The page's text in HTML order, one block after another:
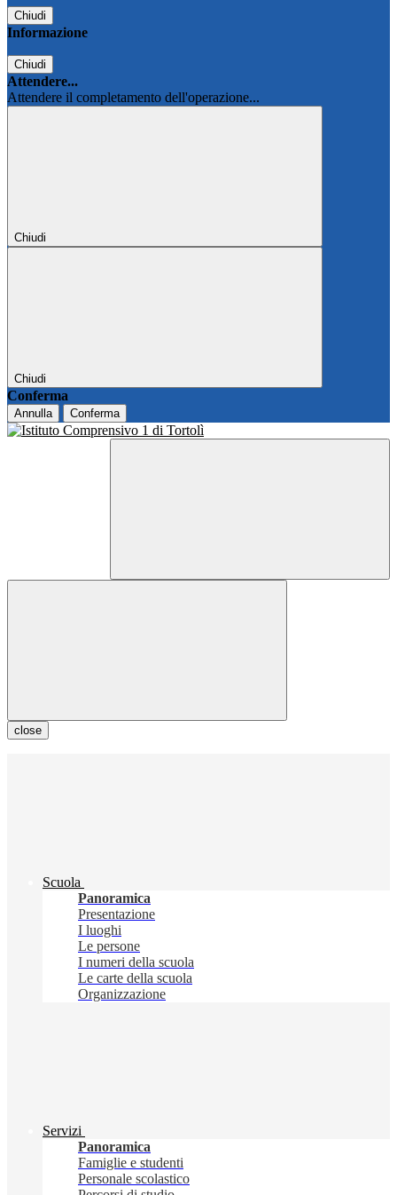
Chiudi
Informazione
Chiudi
Attendere...
Attendere il completamento dell'operazione...
Chiudi
Chiudi
Conferma
Annulla Conferma
close
Scuola
Panoramica
Presentazione
I luoghi
Le persone
I numeri della scuola
Le carte della scuola
Organizzazione
Servizi
Panoramica
Famiglie e studenti
Personale scolastico